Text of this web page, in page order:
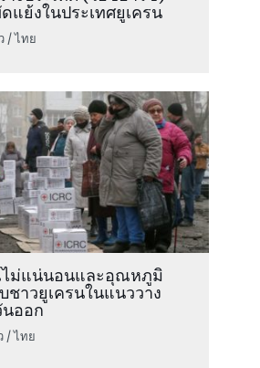
แย้งในประเทศยูเครน
/ ไทย
ม่แน่นอนและอุณหภูมิ
ชาวยูเครนในแนววาง
นออก
/ ไทย